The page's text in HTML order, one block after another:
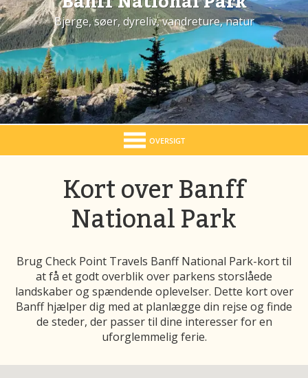
Bjerge, søer, dyreliv, vandreture, natur
OVERSIGT
Kort over Banff
National Park
Brug Check Point Travels Banff National Park-kort til
at få et godt overblik over parkens storslåede
landskaber og spændende oplevelser. Dette kort over
Banff hjælper dig med at planlægge din rejse og finde
de steder, der passer til dine interesser for en
uforglemmelig ferie.